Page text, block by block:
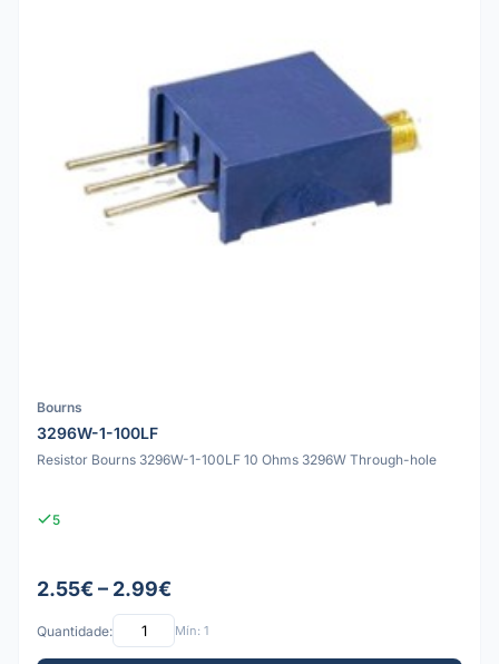
Bourns
3296W-1-100LF
Resistor Bourns 3296W-1-100LF 10 Ohms 3296W Through-hole
5
2.55€ – 2.99€
Quantidade: Mín: 1